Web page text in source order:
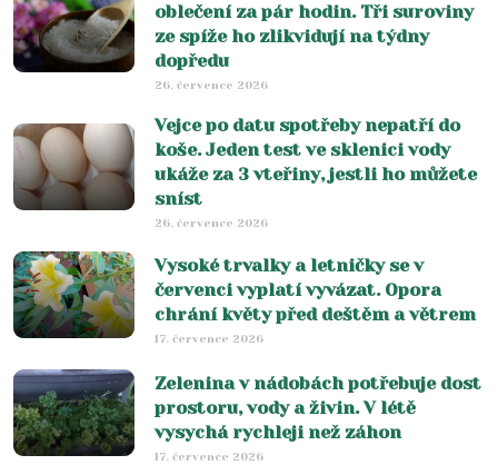
oblečení za pár hodin. Tři suroviny
ze spíže ho zlikvidují na týdny
dopředu
26. července 2026
Vejce po datu spotřeby nepatří do
koše. Jeden test ve sklenici vody
ukáže za 3 vteřiny, jestli ho můžete
sníst
26. července 2026
Vysoké trvalky a letničky se v
červenci vyplatí vyvázat. Opora
chrání květy před deštěm a větrem
17. července 2026
Zelenina v nádobách potřebuje dost
prostoru, vody a živin. V létě
vysychá rychleji než záhon
17. července 2026